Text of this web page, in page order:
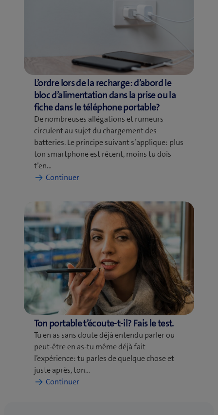
L’ordre lors de la recharge: d’abord le
bloc d’alimentation dans la prise ou la
fiche dans le téléphone portable?
De nombreuses allégations et rumeurs
circulent au sujet du chargement des
batteries. Le principe suivant s’applique: plus
ton smartphone est récent, moins tu dois
t’en…
Continuer:
lors
de
la
recharge:
d’abord
le
bloc
d’alimentation
dans
la
prise
ou
la
fiche
dans
le
Ton portable t’écoute-t-il? Fais le test.
Tu en as sans doute déjà entendu parler ou
peut-être en as-tu même déjà fait
l’expérience: tu parles de quelque chose et
juste après, ton…
Continuer: